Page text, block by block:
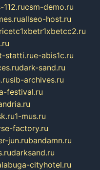
csm-demo.ru
allseo-host.ru
statti.rue-abis1c.ru
dark-sand.ru
sib-archives.ru
festival.ru
1-mus.ru
factory.ru
jun.rubandamn.ru
darksand.ru
cityhotel.ru